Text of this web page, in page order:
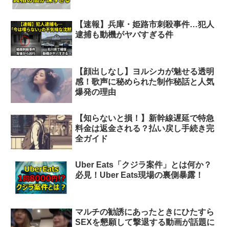
【速報】兵庫・姫路市刺殺事件…犯人
逮捕も動機がヤバすぎる件
【顔出しなし】ヨルシカが魅せる透明
感！歌声に秘められた制作秘話と人気
爆発の理由
【知らないと損！】新幹線遅延で特急
料金は返金される？払い戻し手続き完
全ガイド
Uber Eats「クジラ案件」とは何か？
必見！Uber Eats現場の裏側暴露！
マルチの勧誘にあったときにひたすら
SEXを懇願して撃退する動画が話題に